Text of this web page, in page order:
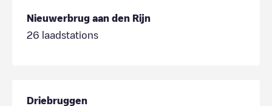
Nieuwerbrug aan den Rijn
26 laadstations
Driebruggen